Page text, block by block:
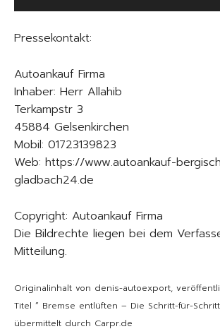
y
e
Pressekontakt:
Autoankauf Firma
Inhaber: Herr Allahib
Terkampstr 3
45884 Gelsenkirchen
Mobil: 01723139823
Web: https://www.autoankauf-
gladbach24.de
Copyright: Autoankauf Firma
Die Bildrechte liegen bei dem
Mitteilung.
Originalinhalt von denis-autoexport,
Titel “ Bremse entlüften – Die Schritt-für-
übermittelt durch Carpr.de